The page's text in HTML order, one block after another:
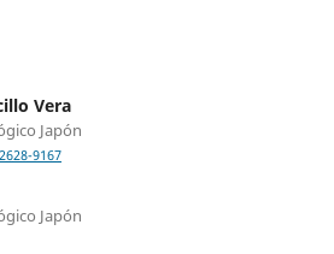
Vera
Japón
9167
Japón